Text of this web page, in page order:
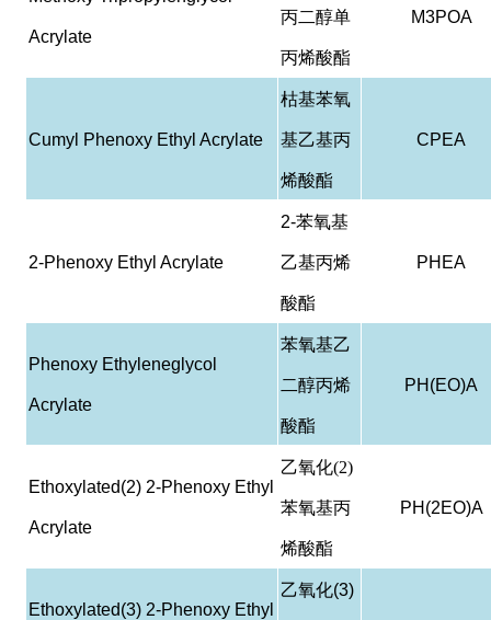
Acrylate
丙二醇单
丙烯酸酯
M3POA
Cumyl Phenoxy Ethyl Acrylate
枯基苯氧
基乙基丙
烯酸酯
CPEA
2-Phenoxy Ethyl Acrylate
2-苯氧基
乙基丙烯
酸酯
PHEA
Phenoxy Ethyleneglycol
Acrylate
苯氧基乙
二醇丙烯
酸酯
PH(EO)A
Ethoxylated(2) 2-Phenoxy Ethyl
Acrylate
乙氧化(2)
苯氧基丙
烯酸酯
PH(2EO)A
Ethoxylated(3) 2-Phenoxy Ethyl
乙氧化(3)